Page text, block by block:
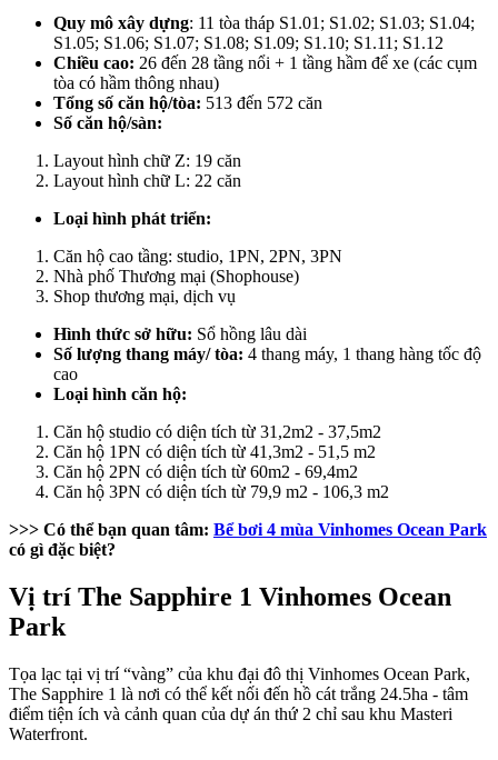
Quy mô xây dựng: 11 tòa tháp S1.01; S1.02; S1.03; S1.04;
S1.05; S1.06; S1.07; S1.08; S1.09; S1.10; S1.11; S1.12
Chiều cao: 26 đến 28 tầng nổi + 1 tầng hầm để xe (các cụm
tòa có hầm thông nhau)
Tổng số căn hộ/tòa: 513 đến 572 căn
Số căn hộ/sàn:
Layout hình chữ Z: 19 căn
Layout hình chữ L: 22 căn
Loại hình phát triển:
Căn hộ cao tầng: studio, 1PN, 2PN, 3PN
Nhà phố Thương mại (Shophouse)
Shop thương mại, dịch vụ
Hình thức sở hữu: Sổ hồng lâu dài
Số lượng thang máy/ tòa: 4 thang máy, 1 thang hàng tốc độ
cao
Loại hình căn hộ:
Căn hộ studio có diện tích từ 31,2m2 - 37,5m2
Căn hộ 1PN có diện tích từ 41,3m2 - 51,5 m2
Căn hộ 2PN có diện tích từ 60m2 - 69,4m2
Căn hộ 3PN có diện tích từ 79,9 m2 - 106,3 m2
>>> Có thể bạn quan tâm: Bể bơi 4 mùa Vinhomes Ocean Park
có gì đặc biệt?
Vị trí The Sapphire 1 Vinhomes Ocean
Park
Tọa lạc tại vị trí “vàng” của khu đại đô thị Vinhomes Ocean Park,
The Sapphire 1 là nơi có thể kết nối đến hồ cát trắng 24.5ha - tâm
điểm tiện ích và cảnh quan của dự án thứ 2 chỉ sau khu Masteri
Waterfront.